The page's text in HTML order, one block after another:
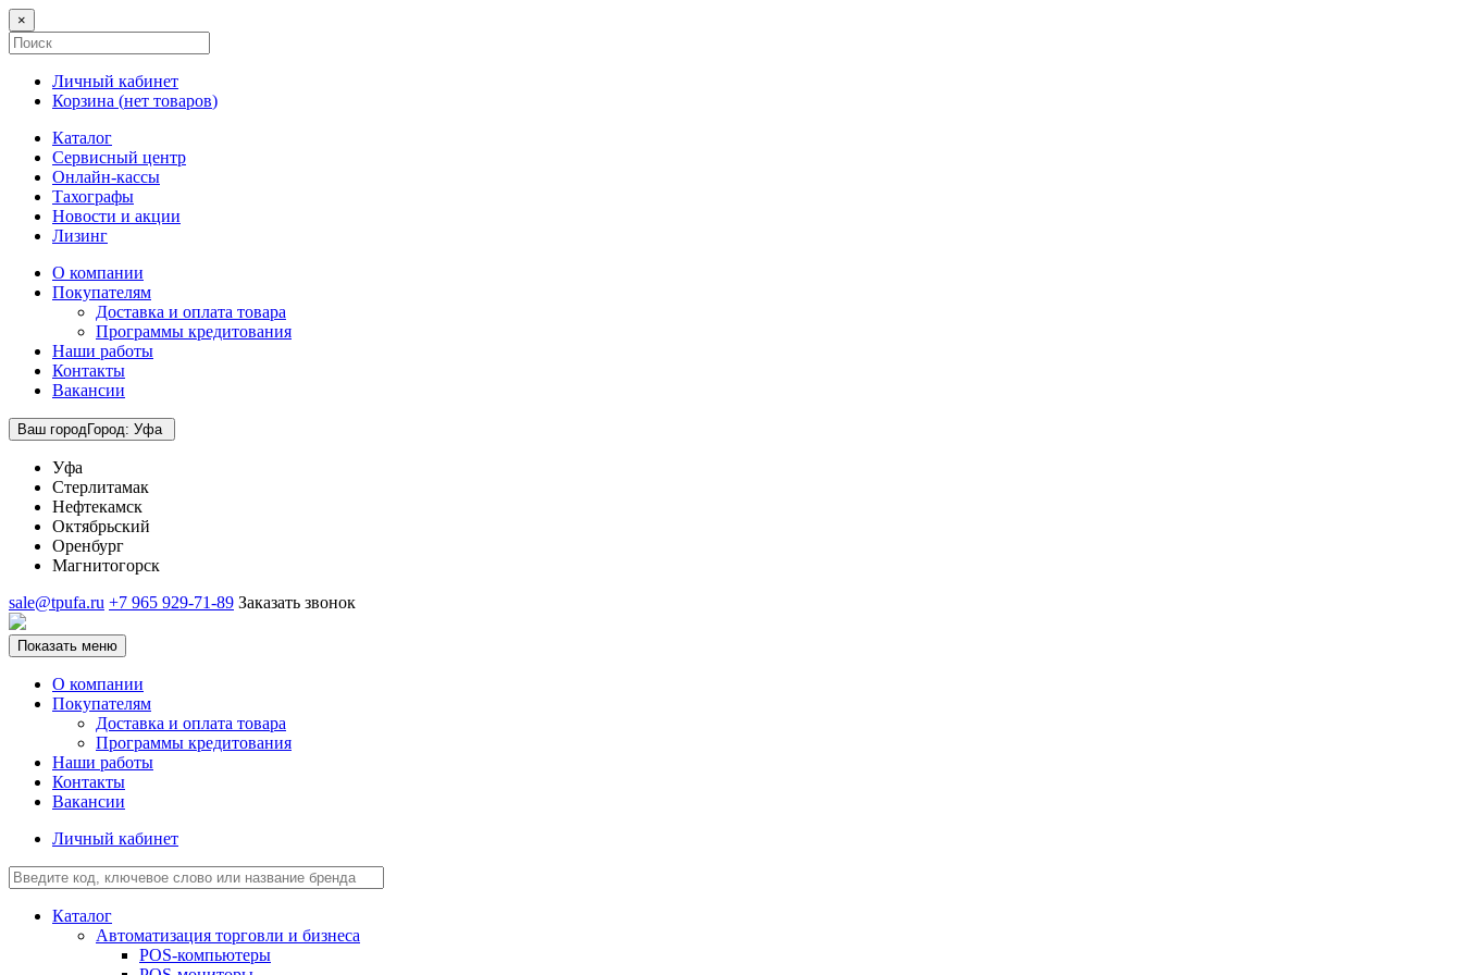
×
Личный кабинет
Корзина (нет товаров)
Каталог
Сервисный центр
Онлайн-кассы
Тахографы
Новости и акции
Лизинг
О компании
Покупателям
Доставка и оплата товара
Программы кредитования
Наши работы
Контакты
Вакансии
Ваш городГород: Уфа
Уфа
Стерлитамак
Нефтекамск
Октябрьский
Оренбург
Магнитогорск
sale@tpufa.ru +7 965 929-71-89 Заказать звонок
Показать меню
О компании
Покупателям
Доставка и оплата товара
Программы кредитования
Наши работы
Контакты
Вакансии
Личный кабинет
Каталог
Автоматизация торговли и бизнеса
POS-компьютеры